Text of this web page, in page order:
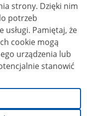
Dzięki nim
potrzeb
że
cookie mogą
urządzenia lub
stanowić